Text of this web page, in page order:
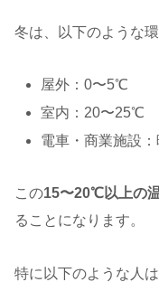
冬は、以下のような
屋外：0〜5℃
室内：20〜25℃
電車・商業施設
この15〜20℃以上の
ることになります。
特に以下のような人は